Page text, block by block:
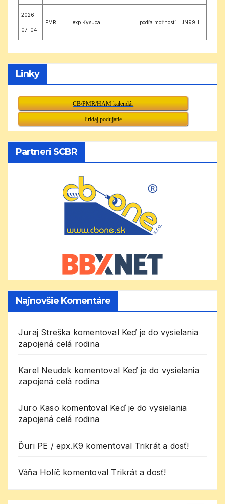
2026-
07-04
PMR exp.Kysuca podľa možností JN99HL
Linky
CB/PMR/HAM kalendár
Pridaj podujatie
Partneri SCBR
Najnovšie Komentáre
Juraj Streška komentoval Keď je do vysielania
zapojená celá rodina
Karel Neudek komentoval Keď je do vysielania
zapojená celá rodina
Juro Kaso komentoval Keď je do vysielania
zapojená celá rodina
Ďuri PE / epx.K9 komentoval Trikrát a dosť!
Váňa Holíč komentoval Trikrát a dosť!